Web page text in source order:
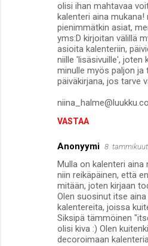
olisi ihan mahtavaa
kalenteri aina mukana!
pienimmätkin asiat,
yms:D kirjoitan välillä
asioita kalenteriin,
niille 'lisäsivuille', joten
minulle myös paljon ja
päiväkirjana, jos tarve
VASTAA
Anonyymi 8.
Mulla on kalenteri aina
niin reikäpäinen, että
mitään, joten kirjaan
Olen suosinut itse
kalentereita, joissa
Siksipä tämmöinen
olisi kiva :) Olen
decoroimaan